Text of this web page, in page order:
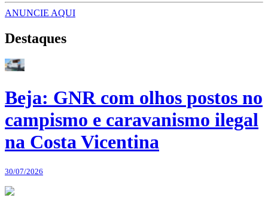
ANUNCIE AQUI
Destaques
Beja: GNR com olhos postos no
campismo e caravanismo ilegal
na Costa Vicentina
30/07/2026